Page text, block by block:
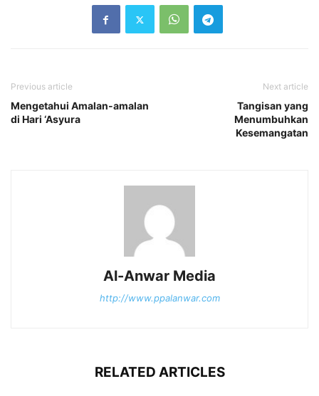
Previous article
Mengetahui Amalan-amalan
di Hari ‘Asyura
Next article
Tangisan yang
Menumbuhkan
Kesemangatan
Al-Anwar Media
http://www.ppalanwar.com
RELATED ARTICLES